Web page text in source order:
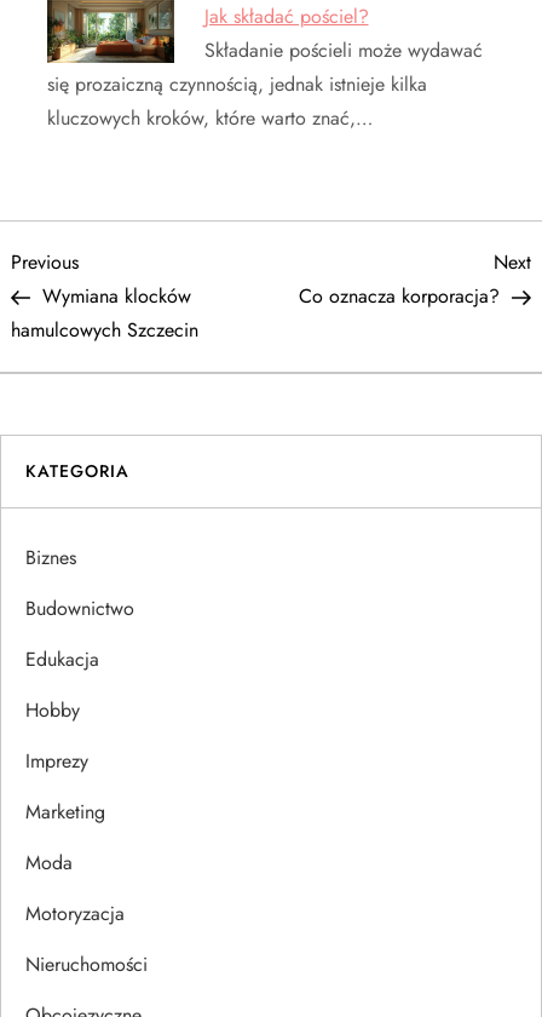
Jak składać pościel?
Składanie pościeli może wydawać
się prozaiczną czynnością, jednak istnieje kilka
kluczowych kroków, które warto znać,…
N
a
w
i
g
a
c
a
w
p
Previous
Post
Previous
Wymiana klocków
hamulcowych Szczecin
Next
Co oznacza korporacja?
KATEGORIA
Biznes
Budownictwo
Edukacja
Hobby
Imprezy
Marketing
Moda
Motoryzacja
Nieruchomości